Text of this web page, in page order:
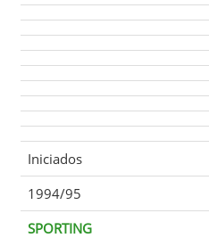
Iniciados
1994/95
SPORTING